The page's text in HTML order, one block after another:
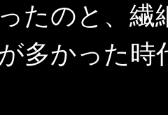
たのと、繊
多かった時